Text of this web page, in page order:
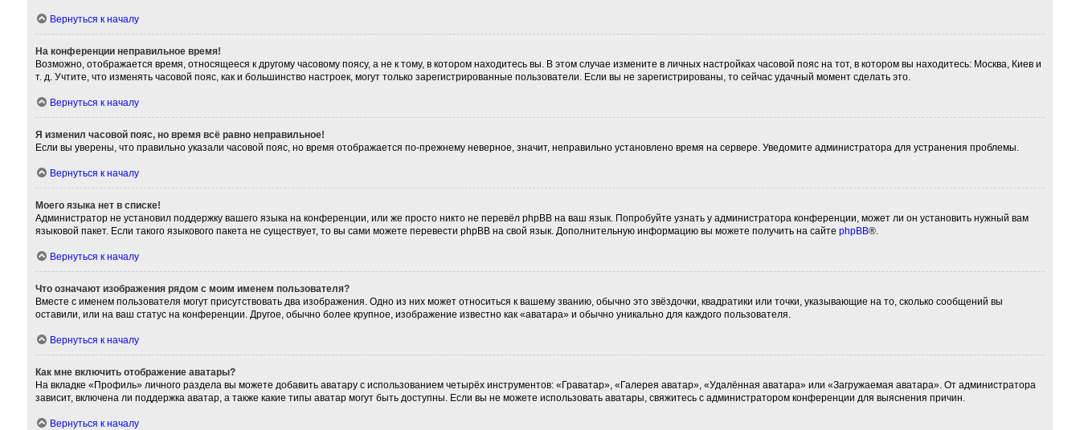
Вернуться к началу
На конференции неправильное время!
Возможно, отображается время, относящееся к другому часовому поясу, а не к тому, в котором находитесь вы. В этом случае измените в личных настройках часовой пояс на тот, в котором вы находитесь: Москва, Киев и
т. д. Учтите, что изменять часовой пояс, как и большинство настроек, могут только зарегистрированные пользователи. Если вы не зарегистрированы, то сейчас удачный момент сделать это.
Вернуться к началу
Я изменил часовой пояс, но время всё равно неправильное!
Если вы уверены, что правильно указали часовой пояс, но время отображается по-прежнему неверное, значит, неправильно установлено время на сервере. Уведомите администратора для устранения проблемы.
Вернуться к началу
Моего языка нет в списке!
Администратор не установил поддержку вашего языка на конференции, или же просто никто не перевёл phpBB на ваш язык. Попробуйте узнать у администратора конференции, может ли он установить нужный вам
языковой пакет. Если такого языкового пакета не существует, то вы сами можете перевести phpBB на свой язык. Дополнительную информацию вы можете получить на сайте phpBB®.
Вернуться к началу
Что означают изображения рядом с моим именем пользователя?
Вместе с именем пользователя могут присутствовать два изображения. Одно из них может относиться к вашему званию, обычно это звёздочки, квадратики или точки, указывающие на то, сколько сообщений вы
оставили, или на ваш статус на конференции. Другое, обычно более крупное, изображение известно как «аватара» и обычно уникально для каждого пользователя.
Вернуться к началу
Как мне включить отображение аватары?
На вкладке «Профиль» личного раздела вы можете добавить аватару с использованием четырёх инструментов: «Граватар», «Галерея аватар», «Удалённая аватара» или «Загружаемая аватара». От администратора
зависит, включена ли поддержка аватар, а также какие типы аватар могут быть доступны. Если вы не можете использовать аватары, свяжитесь с администратором конференции для выяснения причин.
Вернуться к началу